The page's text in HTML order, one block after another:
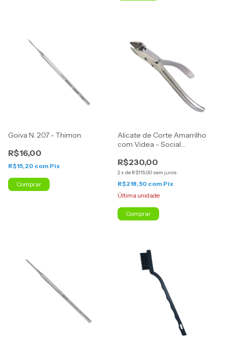
Goiva N. 207 - Thimon
R$16,00
R$15,20 com Pix
Comprar
Alicate de Corte Amarrilho
com Videa - Social
R$230,00
2x de R$115,00 sem juros
R$218,50 com Pix
Última unidade